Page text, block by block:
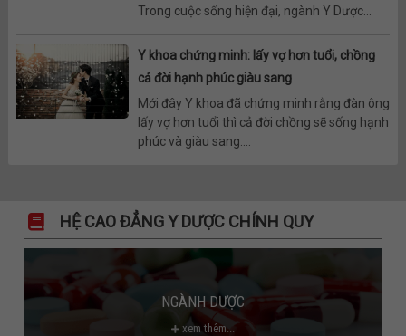
Trong cuộc sống hiện đại, ngành Y Dược...
Y khoa chứng minh: lấy vợ hơn tuổi, chồng
cả đời hạnh phúc giàu sang
Mới đây Y khoa đã chứng minh rằng đàn ông
lấy vợ hơn tuổi thì cả đời chồng sẽ sống hạnh
phúc và giàu sang....
HỆ CAO ĐẲNG Y DƯỢC CHÍNH QUY
NGÀNH DƯỢC
xem thêm...